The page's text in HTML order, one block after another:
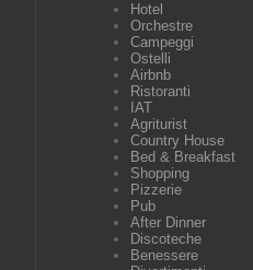
Hotel
Orchestre
Campeggi
Ostelli
Airbnb
Ristoranti
IAT
Agriturist
Country House
Bed & Breakfast
Shopping
Pizzerie
Pub
After Dinner
Discoteche
Benessere